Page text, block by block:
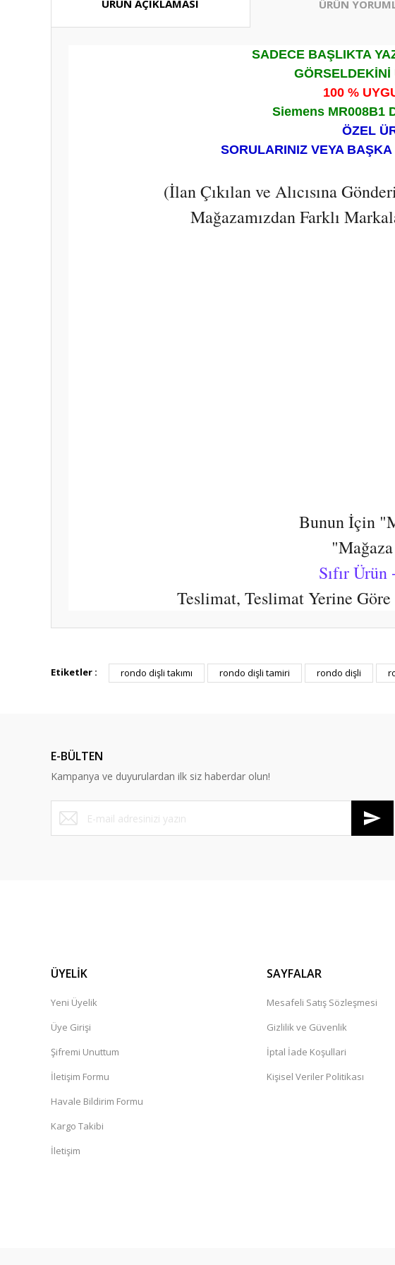
ÜRÜN AÇIKLAMASI ÜRÜN
SADECE BAŞLIKTA
GÖRSELDEKİNİ
100 %
Siemens MR008B1
ÖZEL
SORULARINIZ VEYA
(İlan Çıkılan ve Alıcısına
Mağazamızdan Farklı
Bunun İçin
Sıfır
Teslimat, Teslimat Yerine
Görüş ve önerileriniz için teşekkür ederiz.
Ürün fiyatı diğer sitelerden daha pahalı.
Bu ürüne benzer farklı alternatifler olmalı.
Etiketler : rondo dişli takımı rondo dişli tamiri rondo dişli
E-BÜLTEN
Kampanya ve duyurulardan ilk siz haberdar olun!
ÜYELİK
Yeni Üyelik
Üye Girişi
Şifremi Unuttum
İletişim Formu
Havale Bildirim Formu
Kargo Takibi
İletişim
SAYFALAR
Mesafeli Satış Sözleşmesi
Gizlilik ve Güvenlik
İptal İade Koşullari
Kişisel Veriler Politikası